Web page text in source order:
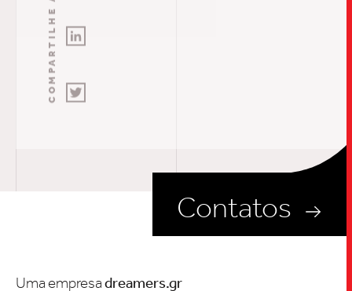
COMPARTILHE AQUI
Contatos
Uma empresadreamers.gr